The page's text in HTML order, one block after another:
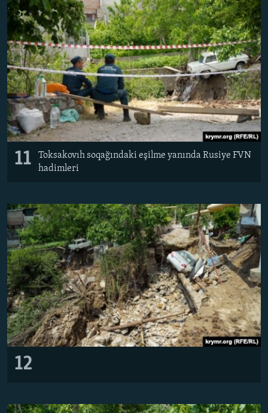
11
Toksakovıh soqağındaki eşilme yanında Rusiye FVN
hadimleri
12